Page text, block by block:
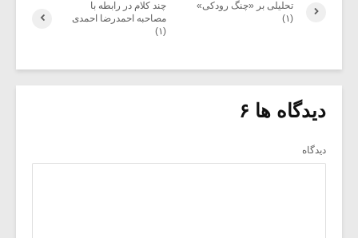
چند کلام در رابطه با
مصاحبه احمدرضا احمدی
(۱)
تحلیلی بر «چنگ رودکی»
(۱)
دیدگاه ها ۶
دیدگاه